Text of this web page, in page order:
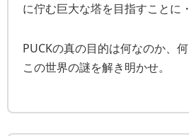
に佇む巨大な塔を目指すことに
PUCKの真の目的は何なのか、
この世界の謎を解き明かせ。